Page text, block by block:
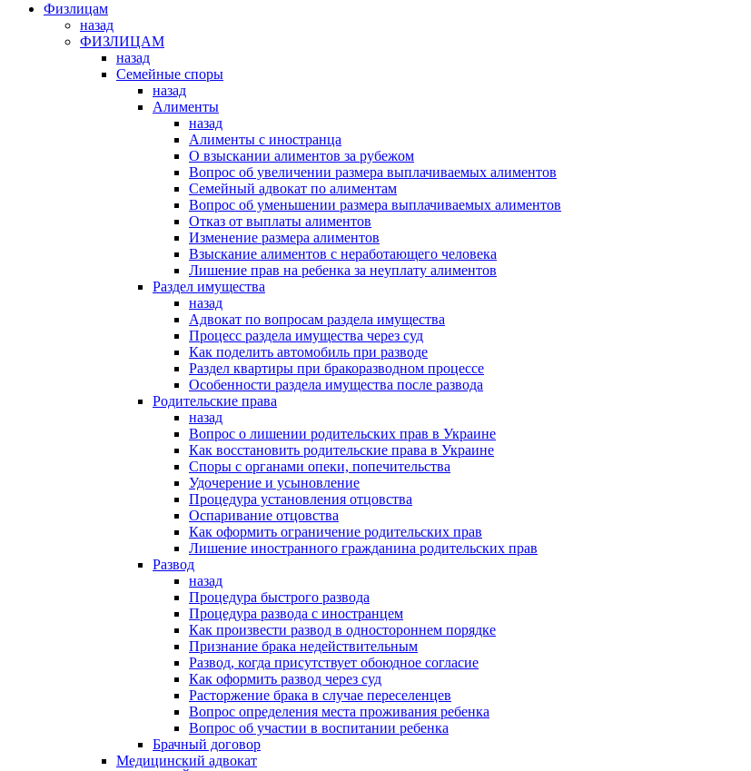
Физлицам
назад
ФИЗЛИЦАМ
назад
Семейные споры
назад
Алименты
назад
Алименты с иностранца
О взыскании алиментов за рубежом
Вопрос об увеличении размера выплачиваемых алиментов
Семейный адвокат по алиментам
Вопрос об уменьшении размера выплачиваемых алиментов
Отказ от выплаты алиментов
Изменение размера алиментов
Взыскание алиментов с неработающего человека
Лишение прав на ребенка за неуплату алиментов
Раздел имущества
назад
Адвокат по вопросам раздела имущества
Процесс раздела имущества через суд
Как поделить автомобиль при разводе
Раздел квартиры при бракоразводном процессе
Особенности раздела имущества после развода
Родительские права
назад
Вопрос о лишении родительских прав в Украине
Как восстановить родительские права в Украине
Споры с органами опеки, попечительства
Удочерение и усыновление
Процедура установления отцовства
Оспаривание отцовства
Как оформить ограничение родительских прав
Лишение иностранного гражданина родительских прав
Развод
назад
Процедура быстрого развода
Процедура развода с иностранцем
Как произвести развод в одностороннем порядке
Признание брака недействительным
Развод, когда присутствует обоюдное согласие
Как оформить развод через суд
Расторжение брака в случае переселенцев
Вопрос определения места проживания ребенка
Вопрос об участии в воспитании ребенка
Брачный договор
Медицинский адвокат